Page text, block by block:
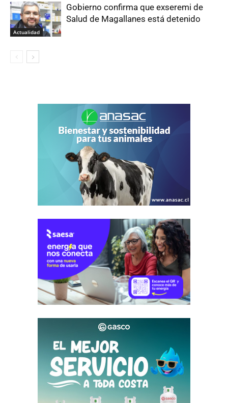
Actualidad
Gobierno confirma que exseremi de
Salud de Magallanes está detenido